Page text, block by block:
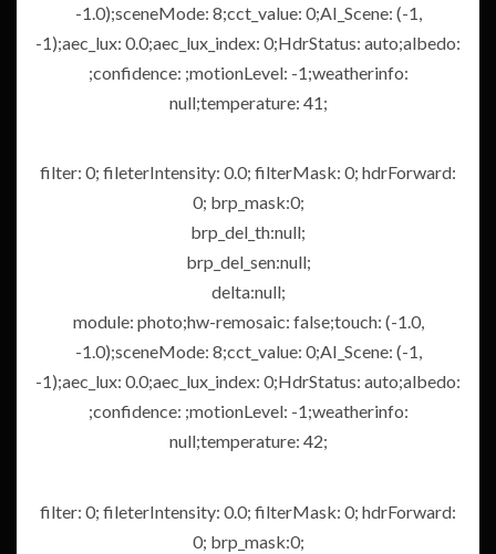
-1.0);sceneMode: 8;cct_value: 0;AI_Scene: (-1,
-1);aec_lux: 0.0;aec_lux_index: 0;HdrStatus: auto;albedo:
;confidence: ;motionLevel: -1;weatherinfo:
null;temperature: 41;
filter: 0; fileterIntensity: 0.0; filterMask: 0; hdrForward:
0; brp_mask:0;
brp_del_th:null;
brp_del_sen:null;
delta:null;
module: photo;hw-remosaic: false;touch: (-1.0,
-1.0);sceneMode: 8;cct_value: 0;AI_Scene: (-1,
-1);aec_lux: 0.0;aec_lux_index: 0;HdrStatus: auto;albedo:
;confidence: ;motionLevel: -1;weatherinfo:
null;temperature: 42;
filter: 0; fileterIntensity: 0.0; filterMask: 0; hdrForward:
0; brp_mask:0;